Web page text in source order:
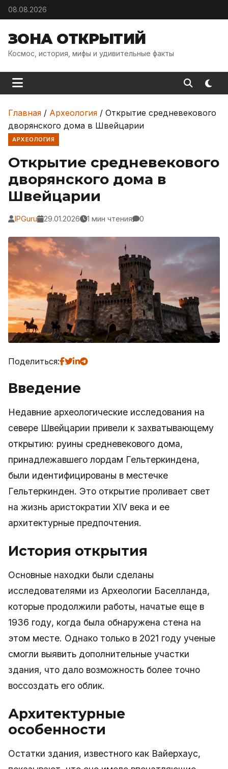
Skip to content
08.08.2026
ЗОНА ОТКРЫТИЙ
Космос, история, мифы и удивительные факты
Главная / Археология / Открытие средневекового
дворянского дома в Швейцарии
АРХЕОЛОГИЯ
Открытие средневекового
дворянского дома в
Швейцарии
IPGuru 29.01.2026 1 мин чтения 0
Поделиться:
Введение
Недавние археологические исследования на
севере Швейцарии привели к захватывающему
открытию: руины средневекового дома,
принадлежавшего лордам Гельтеркиндена,
были идентифицированы в местечке
Гельтеркинден. Это открытие проливает свет
на жизнь аристократии XIV века и ее
архитектурные предпочтения.
История открытия
Основные находки были сделаны
исследователями из Археологии Баселланда,
которые продолжили работы, начатые еще в
1936 году, когда была обнаружена стена на
этом месте. Однако только в 2021 году ученые
смогли выявить дополнительные участки
здания, что дало возможность более точно
воссоздать его облик.
Архитектурные
особенности
Остатки здания, известного как Вайерхауc,